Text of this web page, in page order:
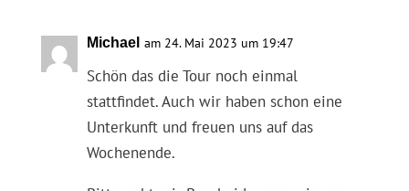
Michael am 24. Mai 2023 um 19:47
Schön das die Tour noch einmal
stattfindet. Auch wir haben schon eine
Unterkunft und freuen uns auf das
Wochenende.